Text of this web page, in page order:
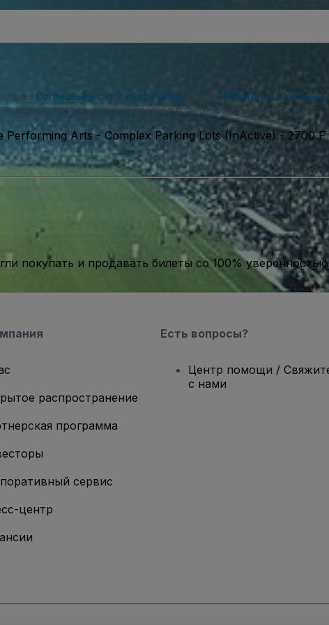
наше Соглашение с пользователем Политику
сообщения и можете отказаться от них в любое время.
Arts - Complex Parking Lots (InActive) - 2700
покупать и продавать билеты со 100%
распространение
программа
сервис
центр
Есть вопросы?
Центр помощи /
с нами